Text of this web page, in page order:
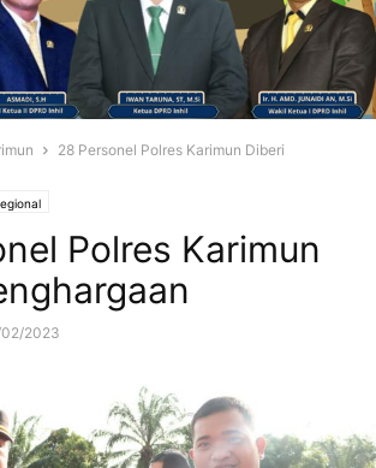
28 Personel Polres Karimun Diberi
Polres Karimun
2023